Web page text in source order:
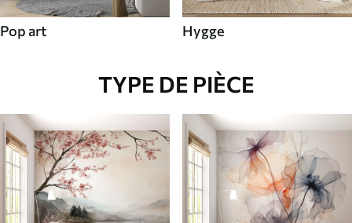
Pop art Hygge
TYPE DE PIÈCE